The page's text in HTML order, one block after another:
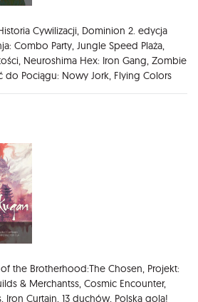
Cywilizacji, Dominion 2. edycja
Combo Party, Jungle Speed Plaża,
Neuroshima Hex: Iron Gang, Zombie
do Pociągu: Nowy Jork, Flying Colors
the Brotherhood:The Chosen, Projekt:
& Merchantss, Cosmic Encounter,
Iron Curtain, 13 duchów, Polska gola!